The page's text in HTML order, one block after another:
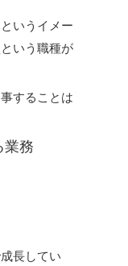
いうイメー
という職種が
することは
業務
長してい